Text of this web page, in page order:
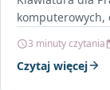
komputerowych,
3 minuty czytania
Czytaj więcej